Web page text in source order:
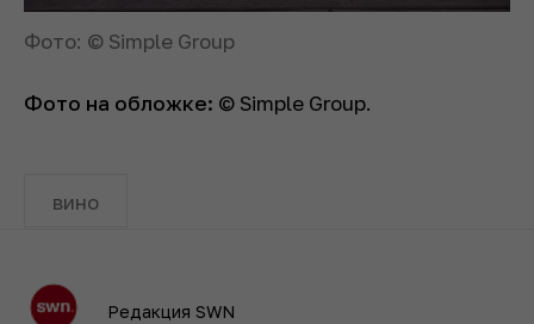
Фото: © Simple Group
Фото на обложке: © Simple Group.
вино
Редакция SWN